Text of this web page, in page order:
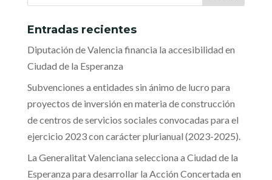
Entradas recientes
Diputación de Valencia financia la accesibilidad en
Ciudad de la Esperanza
Subvenciones a entidades sin ánimo de lucro para
proyectos de inversión en materia de construcción
de centros de servicios sociales convocadas para el
ejercicio 2023 con carácter plurianual (2023-2025).
La Generalitat Valenciana selecciona a Ciudad de la
Esperanza para desarrollar la Acción Concertada en